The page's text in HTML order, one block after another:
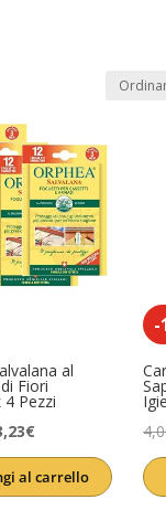
Product Artista
al
Fiori
Pezzi
€Il
prezzo
attuale
al carrello
-